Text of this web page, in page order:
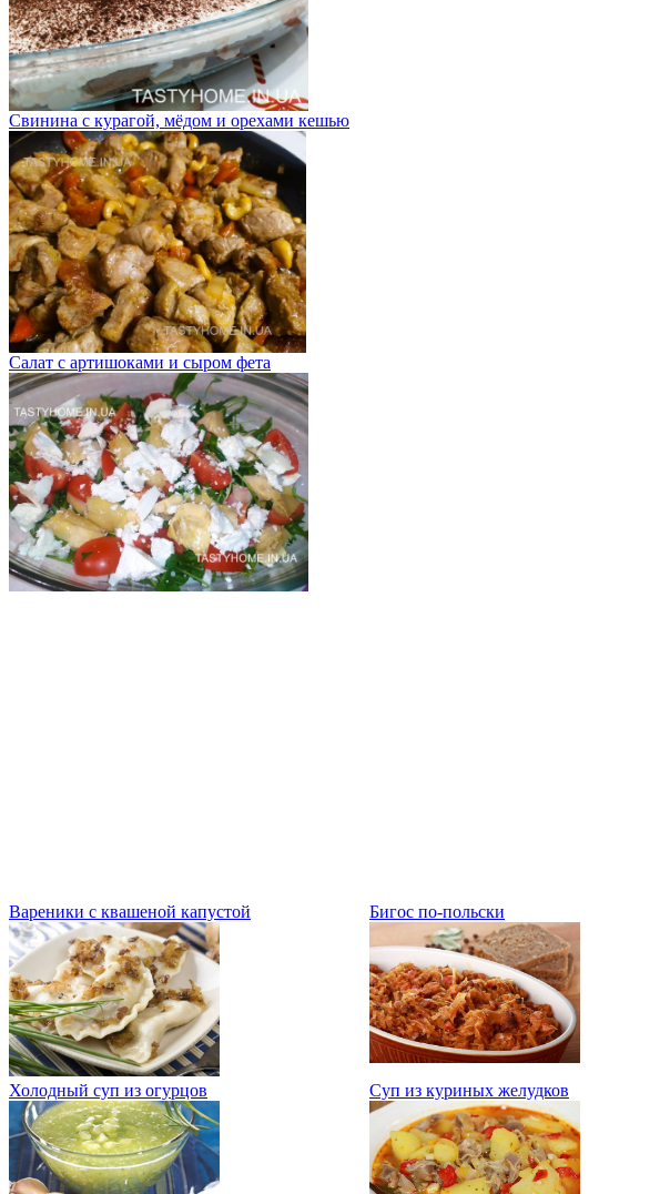
Свинина с курагой, мёдом и орехами кешью
Салат с артишоками и сыром фета
Вареники с квашеной капустой Бигос по-польски
Холодный суп из огурцов Суп из куриных желудков